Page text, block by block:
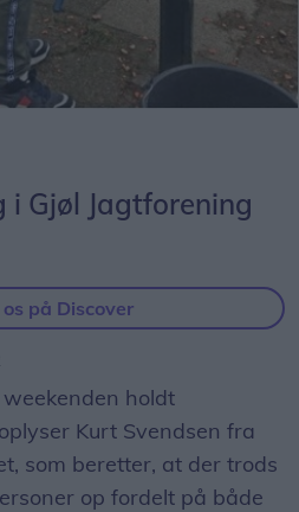
Gjøl Jagtforening
os på Discover
holdt
Kurt Svendsen fra
som beretter, at der trods
op fordelt på både